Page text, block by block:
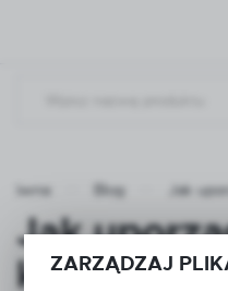
Blog Jak
Jak
kable w
ZARZĄDZAJ